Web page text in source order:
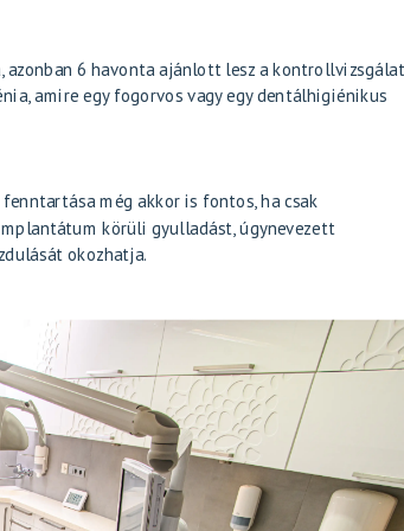
azonban 6 havonta ajánlott lesz a
amire egy fogorvos vagy egy dentálhigiénikus
még akkor is fontos, ha csak
körüli gyulladást, úgynevezett
okozhatja.